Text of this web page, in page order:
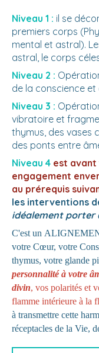
Niveau 1 : il se
premiers corps
mental et astral).
astral, le corps
Niveau 2 :
de la conscience
Niveau 3 :
vibratoire et
thymus, des vases
des ponts entre
Niveau 4 est
engagement
au prérequis
les interventions
idéalement porter
C'est un
votre Cœur, votre
thymus, votre glande
personnalité à votre
divin, vos polarités et
flamme intérieure à la
à transmettre cette
réceptacles de la Vie,